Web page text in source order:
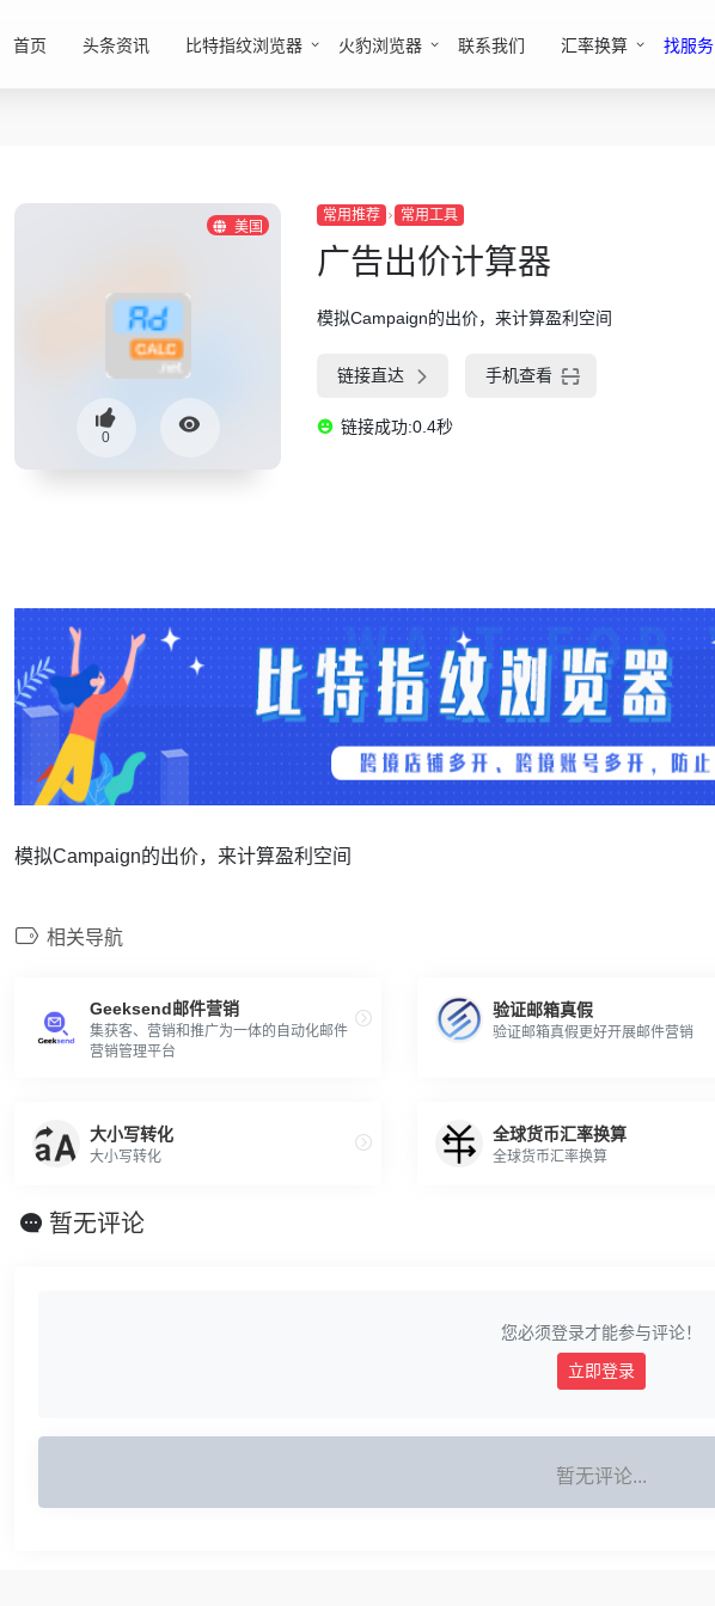
首页 头条资讯 比特指纹浏览器 火豹浏览器 联系我们 汇率换算 找服务
美国
0
常用推荐 常用工具
广告出价计算器
模拟Campaign的出价，来计算盈利空间
链接直达 手机查看
链接成功:0.4秒
模拟Campaign的出价，来计算盈利空间
相关导航
Geeksend邮件营销
集获客、营销和推广为一体的自动化邮件
营销管理平台
验证邮箱真假
验证邮箱真假更好开展邮件营销
大小写转化
大小写转化
全球货币汇率换算
全球货币汇率换算
暂无评论
您必须登录才能参与评论！
立即登录
暂无评论...